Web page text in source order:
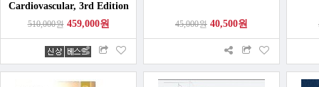
Cardiovascular, 3rd Edition
510,000원459,000원 45,000원 40,500원